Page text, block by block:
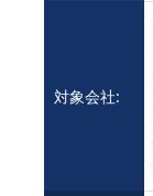
対象会社: